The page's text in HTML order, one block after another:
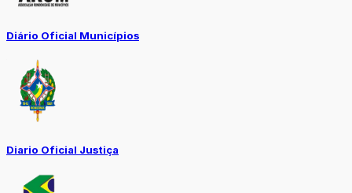
Diário Oficial Municípios
Diario Oficial Justiça